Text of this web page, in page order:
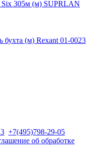
Six 305м (м) SUPRLAN
бухта (м) Rexant 01-0023
+7(495)798-29-05
об обработке